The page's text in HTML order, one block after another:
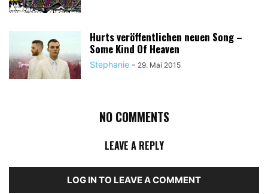
Hurts veröffentlichen neuen Song –
Some Kind Of Heaven
Stephanie - 29. Mai 2015
NO COMMENTS
LEAVE A REPLY
LOG IN TO LEAVE A COMMENT